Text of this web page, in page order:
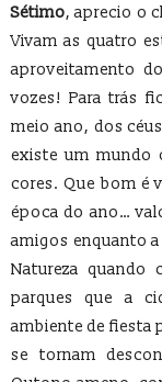
Sétimo, aprecio o
Vivam as quatro
aproveitamento
vozes! Para trás
meio ano, dos
existe um mundo
cores. Que bom é
época do ano…
amigos enquanto
Natureza quando
parques que a
ambiente de fiesta
se tornam